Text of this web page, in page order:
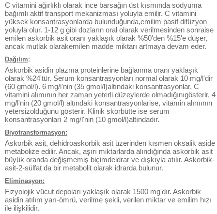
C vitamini ağırlıklı olarak ince barsağın üst kısmında sodyuma
bağımlı aktif transport mekanizması yoluyla emilir. C vitamini
yüksek konsantrasyonlarda bulunduğunda,emilim pasif difüzyon
yoluyla olur. 1-12 g gibi dozların oral olarak verilmesinden sonraise
emilen askorbik asit oranı yaklaşık olarak %50'den %15'e düşer,
ancak mutlak olarakemilen madde miktarı artmaya devam eder.
Dağılım:
Askorbik asidin plazma proteinlerine bağlanma oranı yaklaşık
olarak %24'tür. Serum konsantrasyonları normal olarak 10 mg/l'dir
(60 gmol/l). 6 mg/l'nin (35 gmol/l)altındaki konsantrasyonlar, C
vitamini alımının her zaman yeterli düzeylerde olmadığınıgösterir. 4
mg/l'nin (20 gmol/l) altındaki konsantrasyonlarise, vitamin alımının
yetersizolduğunu gösterir. Klinik skorbütte ise serum
konsantrasyonları 2 mg/l'nin (10 gmol/l)altındadır.
Biyotransformasyon:
Askorbik asit, dehidroaskorbik asit üzerinden kısmen oksalik aside
metabolize edilir. Ancak, aşırı miktarlarda alındığında askorbik asit
büyük oranda değişmemiş biçimdeidrar ve dışkıyla atılır. Askorbik-
asit-2-sülfat da bir metabolit olarak idrarda bulunur.
Eliminasyon:
Fizyolojik vücut depoları yaklaşık olarak 1500 mg'dır. Askorbik
asidin atılım yarı-ömrü, verilme şekli, verilen miktar ve emilim hızı
ile ilişkilidir.